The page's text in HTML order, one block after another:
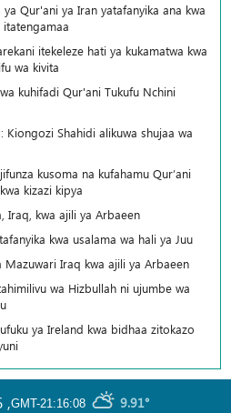
Qur'ani ya Iran yatafanyika ana kwa
itatengamaa
itekeleze hati ya kukamatwa kwa
wa kivita
kuhifadi Qur'ani Tukufu Nchini
Kiongozi Shahidi alikuwa shujaa wa
kusoma na kufahamu Qur’ani
kizazi kipya
Iraq, kwa ajili ya Arbaeen
kwa usalama wa hali ya Juu
Mazuwari Iraq kwa ajili ya Arbaeen
wa Hizbullah ni ujumbe wa
ya Ireland kwa bidhaa zitokazo
GMT-21:16:08 9.91°
,